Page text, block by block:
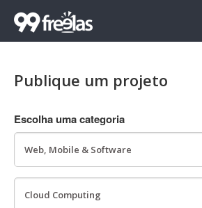
Publique um projeto
Escolha uma categoria